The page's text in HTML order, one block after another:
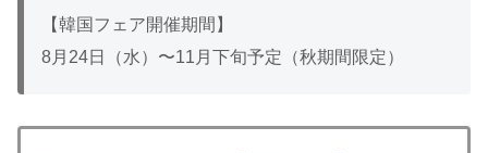
【韓国フェア開催期間】
8月24日（水）〜11月下旬予定（秋期間限定）